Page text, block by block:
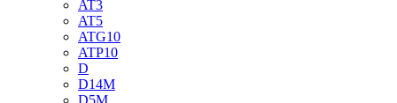
AT3
AT5
ATG10
ATP10
D
D14M
D5M